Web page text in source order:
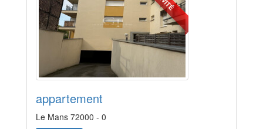
appartement
Le Mans 72000 - 0